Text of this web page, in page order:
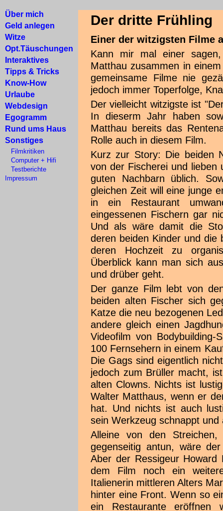
Über mich
Geld anlegen
Witze
Opt.Täuschungen
Interaktives
Tipps & Tricks
Know-How
Urlaube
Webdesign
Egogramm
Rund ums Haus
Sonstiges
Filmkritiken
Computer + Hifi
Testberichte
Impressum
Der dritte Frühling
Einer der witzigsten Filme
Kann mir mal einer
Matthau zusammen in
gemeinsame Filme nie
jedoch immer Toperfolge,
Der vielleicht witzigste ist
In dieserm Jahr haben
Matthau bereits das
Rolle auch in diesem Film.
Kurz zur Story: Die beiden
von der Fischerei und lieben
guten Nachbarn üblich.
gleichen Zeit will eine junge
in ein Restaurant
eingessenen Fischern gar
Und als wäre damit die
deren beiden Kinder und die
deren Hochzeit zu
Überblick kann man sich
und drüber geht.
Der ganze Film lebt von
beiden alten Fischer sich
Katze die neu bezogenen
andere gleich einen
Videofilm von Bodybuilding-
100 Fernsehern in einem
Die Gags sind eigentlich
jedoch zum Brüller macht,
alten Clowns. Nichts ist
Walter Matthaus, wenn er
hat. Und nichts ist auch
sein Werkzeug schnappt
Alleine von den
gegenseitig antun, wäre
Aber der Ressigeur Howard
dem Film noch ein
Italienerin mittleren Alters
hinter eine Front. Wenn so
ein Restaurante eröffnen